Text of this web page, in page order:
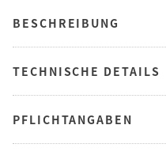
BESCHREIBUNG
TECHNISCHE DETAILS
PFLICHTANGABEN